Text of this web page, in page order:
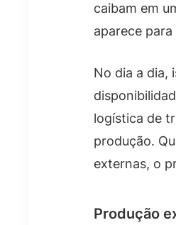
caibam em
aparece
No dia a dia,
logística de
produção.
externas, o
Produção